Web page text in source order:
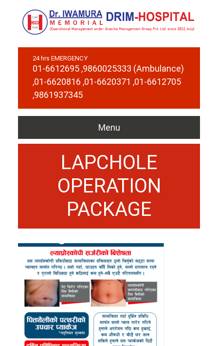
24 hrs EMERGENCY
01-6612695 ,9860025333 (Ambulance)
,01-6620816 ,01-6620371 ,01-6612705
,9861937345
Menu
LAPCHOLE
OPERATION
PACKAGE